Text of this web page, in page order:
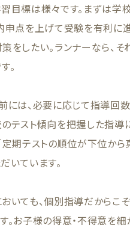
目標は様々です。まずは学
申点を上げて受験を有利に
をしたい。ランナーなら、
。
には、必要に応じて指導回
テスト傾向を把握した指導
定期テストの順位が下位か
いています。
いても、個別指導だからこ
。お子様の得意・不得意を